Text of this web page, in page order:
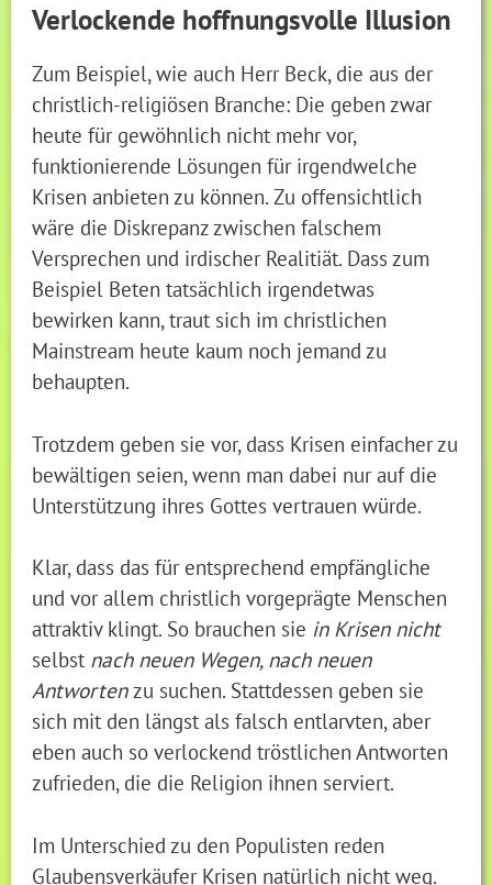
Verlockende hoffnungsvolle Illusion
Zum Beispiel, wie auch Herr Beck, die aus der
christlich-religiösen Branche: Die geben zwar
heute für gewöhnlich nicht mehr vor,
funktionierende Lösungen für irgendwelche
Krisen anbieten zu können. Zu offensichtlich
wäre die Diskrepanz zwischen falschem
Versprechen und irdischer Realitiät. Dass zum
Beispiel Beten tatsächlich irgendetwas
bewirken kann, traut sich im christlichen
Mainstream heute kaum noch jemand zu
behaupten.
Trotzdem geben sie vor, dass Krisen einfacher zu
bewältigen seien, wenn man dabei nur auf die
Unterstützung ihres Gottes vertrauen würde.
Klar, dass das für entsprechend empfängliche
und vor allem christlich vorgeprägte Menschen
attraktiv klingt. So brauchen sie in Krisen nicht
selbst nach neuen Wegen, nach neuen
Antwortenzu suchen. Stattdessen geben sie
sich mit den längst als falsch entlarvten, aber
eben auch so verlockend tröstlichen Antworten
zufrieden, die die Religion ihnen serviert.
Im Unterschied zu den Populisten reden
Glaubensverkäufer Krisen natürlich nicht weg.